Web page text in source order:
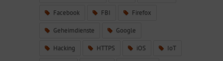
Facebook FBI Firefox
Geheimdienste Google
Hacking HTTPS iOS IoT